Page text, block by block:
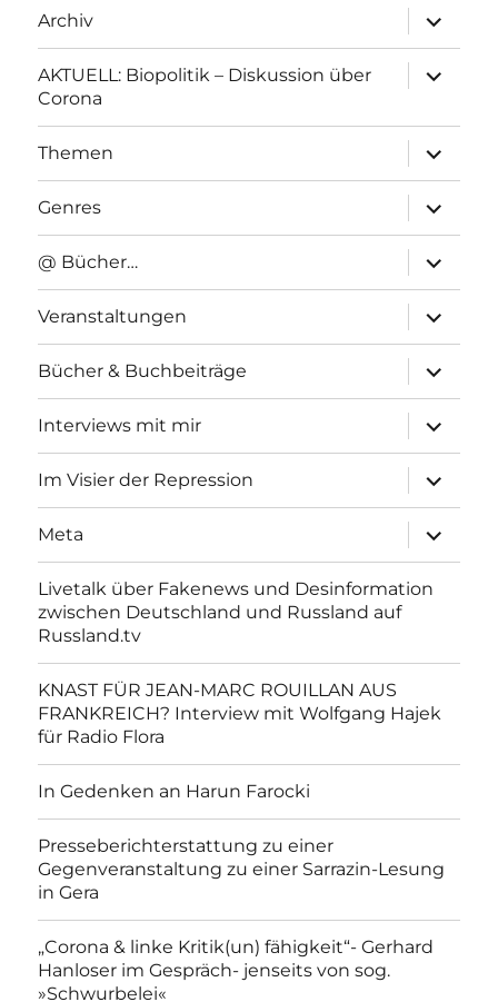
Archiv
anzeigen
AKTUELL: Biopolitik – Diskussion über
Corona
anzeigen
Themen
anzeigen
Genres
anzeigen
@ Bücher…
anzeigen
Veranstaltungen
anzeigen
Bücher & Buchbeiträge
anzeigen
Interviews mit mir
anzeigen
Im Visier der Repression
anzeigen
Meta
anzeigen
Livetalk über Fakenews und Desinformation
zwischen Deutschland und Russland auf
Russland.tv
KNAST FÜR JEAN-MARC ROUILLAN AUS
FRANKREICH? Interview mit Wolfgang Hajek
für Radio Flora
In Gedenken an Harun Farocki
Presseberichterstattung zu einer
Gegenveranstaltung zu einer Sarrazin-Lesung
in Gera
„Corona & linke Kritik(un) fähigkeit“- Gerhard
Hanloser im Gespräch- jenseits von sog.
»Schwurbelei«